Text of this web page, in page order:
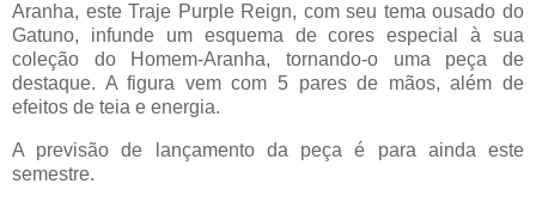
Aranha, este Traje Purple Reign, com seu tema ousado do
Gatuno, infunde um esquema de cores especial à sua
coleção do Homem-Aranha, tornando-o uma peça de
destaque. A figura vem com 5 pares de mãos, além de
efeitos de teia e energia.
A previsão de lançamento da peça é para ainda este
semestre.